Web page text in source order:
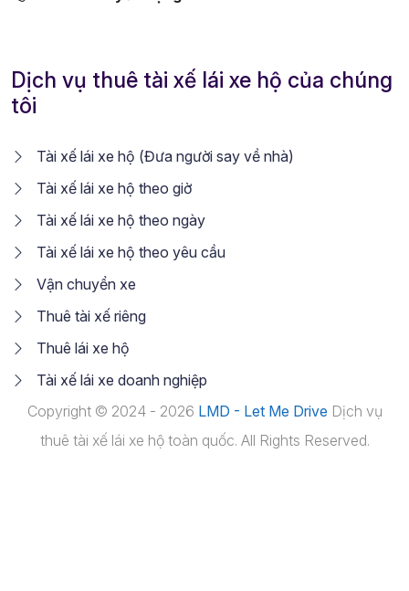
Dịch vụ thuê tài xế lái xe hộ của chúng
tôi
Tài xế lái xe hộ (Đưa người say về nhà)
Tài xế lái xe hộ theo giờ
Tài xế lái xe hộ theo ngày
Tài xế lái xe hộ theo yêu cầu
Vận chuyển xe
Thuê tài xế riêng
Thuê lái xe hộ
Tài xế lái xe doanh nghiệp
Copyright © 2024 - 2026 LMD - Let Me Drive Dịch vụ
thuê tài xế lái xe hộ toàn quốc. All Rights Reserved.